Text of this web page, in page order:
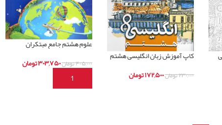
کاپ آموزش زبان انگلیسی هشتم
۲۳۰,۰۰۰تومان۱۷۲,۵۰۰تومان
علوم هشتم جامع مبتکران
۴۰۵,۰۰۰تومان۳۰۳,۷۵۰تومان
افزودن به سبد خرید